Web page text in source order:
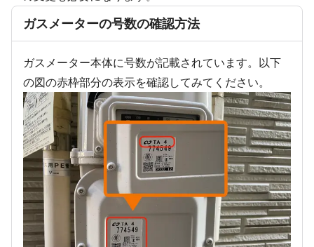
ガスメーターの号数の確認方法
ガスメーター本体に号数が記載されています。以下
の図の赤枠部分の表示を確認してみてください。